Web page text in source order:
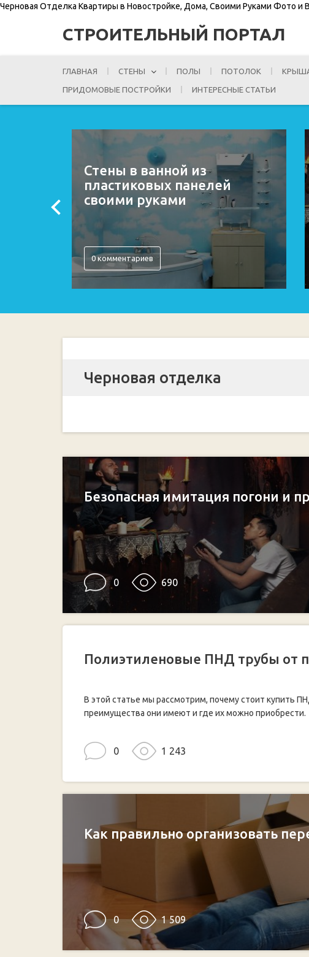
Черновая Отделка Квартиры в Новостройке, Дома, Своими Руками Фото и
СТРОИТЕЛЬНЫЙ ПОРТАЛ
ГЛАВНАЯ СТЕНЫ ПОЛЫ ПОТОЛОК
ПРИДОМОВЫЕ ПОСТРОЙКИ ИНТЕРЕСНЫЕ СТАТЬИ
Стены в ванной из
пластиковых панелей
своими руками
0 комментариев
Черновая отделка
Безопасная имитация погони и
0 690
Полиэтиленовые ПНД трубы от
В этой статье мы рассмотрим, почему стоит купить
преимущества они имеют и где их можно приобрести.
0 1 243
Как правильно организовать
0 1 509